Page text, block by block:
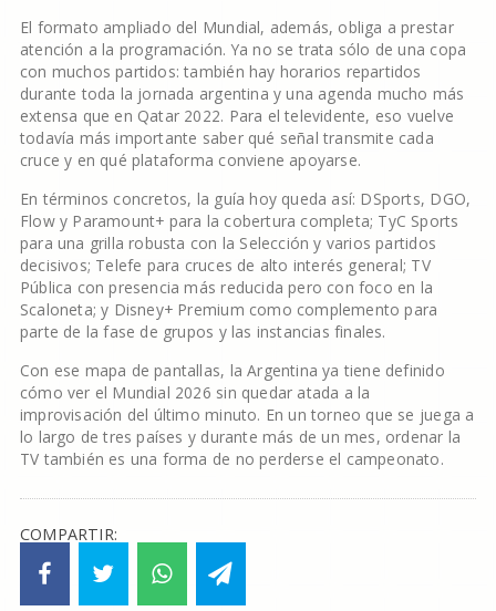
El formato ampliado del Mundial, además, obliga a prestar
atención a la programación. Ya no se trata sólo de una copa
con muchos partidos: también hay horarios repartidos
durante toda la jornada argentina y una agenda mucho más
extensa que en Qatar 2022. Para el televidente, eso vuelve
todavía más importante saber qué señal transmite cada
cruce y en qué plataforma conviene apoyarse.
En términos concretos, la guía hoy queda así: DSports, DGO,
Flow y Paramount+ para la cobertura completa; TyC Sports
para una grilla robusta con la Selección y varios partidos
decisivos; Telefe para cruces de alto interés general; TV
Pública con presencia más reducida pero con foco en la
Scaloneta; y Disney+ Premium como complemento para
parte de la fase de grupos y las instancias finales.
Con ese mapa de pantallas, la Argentina ya tiene definido
cómo ver el Mundial 2026 sin quedar atada a la
improvisación del último minuto. En un torneo que se juega a
lo largo de tres países y durante más de un mes, ordenar la
TV también es una forma de no perderse el campeonato.
COMPARTIR: